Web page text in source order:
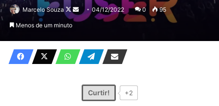
Marcelo Souza
Follow
on
Mande
um
04/12/2022 0 95
Menos de um minuto
Curtir! +2